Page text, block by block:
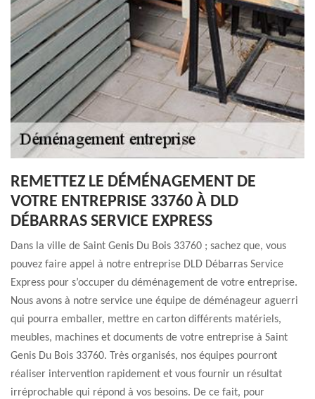
REMETTEZ LE DÉMÉNAGEMENT DE
VOTRE ENTREPRISE 33760 À DLD
DÉBARRAS SERVICE EXPRESS
Dans la ville de Saint Genis Du Bois 33760 ; sachez que, vous
pouvez faire appel à notre entreprise DLD Débarras Service
Express pour s’occuper du déménagement de votre entreprise.
Nous avons à notre service une équipe de déménageur aguerri
qui pourra emballer, mettre en carton différents matériels,
meubles, machines et documents de votre entreprise à Saint
Genis Du Bois 33760. Très organisés, nos équipes pourront
réaliser intervention rapidement et vous fournir un résultat
irréprochable qui répond à vos besoins. De ce fait, pour